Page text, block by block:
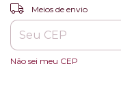
Entregas para o CEP:
Meios de envio
Não sei meu CEP